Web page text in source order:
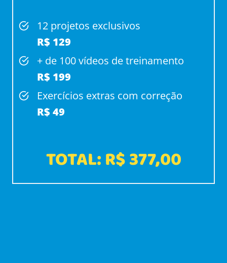
12 projetos exclusivos
R$ 129
+ de 100 vídeos de treinamento
R$ 199
Exercícios extras com correção
R$ 49
TOTAL: R$ 377,00